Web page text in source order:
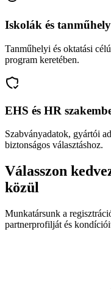
Iskolák és
Tanműhelyi és oktatási
program keretében.
EHS és HR
Szabványadatok, gyártói
biztonságos választáshoz.
Válasszon
közül
Munkatársunk a
partnerprofilját és